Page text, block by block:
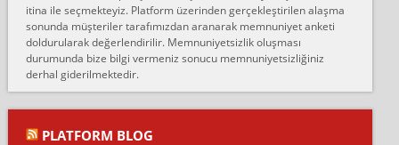
fiyatın mazoto gele...
Fatih kokmese:
Diyarbakır dan eşyamı getirtmek için anlaştım sözleşme yaptım.
Son anda fiyat artırdılar.. mecburiyetten tasittim.. bu kişiler ağrılı
Ali:
itina ile seçmekteyiz. Platform üzerinden gerçekleştirilen alaşma
sonunda müşteriler tarafımızdan aranarak memnuniyet anketi
doldurularak değerlendirilir. Memnuniyetsizlik oluşması
durumunda bize bilgi vermeniz sonucu memnuniyetsizliğiniz
derhal giderilmektedir.
PLATFORM BLOG